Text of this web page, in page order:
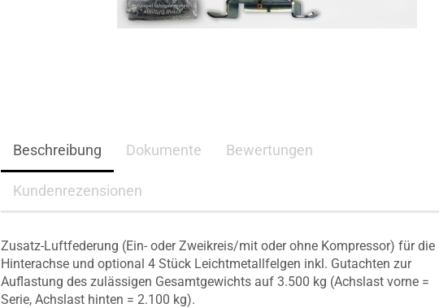
Beschreibung Dokumente Bewertungen
Kundenrezensionen
Zusatz-Luftfederung (Ein- oder Zweikreis/mit oder ohne Kompressor) für die
Hinterachse und optional 4 Stück Leichtmetallfelgen inkl. Gutachten zur
Auflastung des zulässigen Gesamtgewichts auf 3.500 kg (Achslast vorne =
Serie, Achslast hinten = 2.100 kg).